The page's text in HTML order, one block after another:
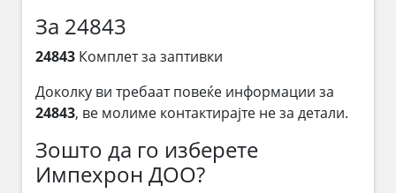
За 24843
24843 Комплет за заптивки
Доколку ви требаат повеќе информации за
24843, ве молиме контактирајте не за детали.
Зошто да го изберете
Импехрон ДОО?